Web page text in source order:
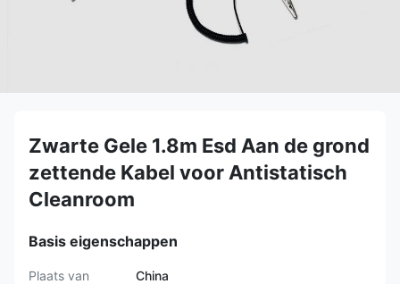
Zwarte Gele 1.8m Esd Aan de grond
zettende Kabel voor Antistatisch
Cleanroom
Basis eigenschappen
Plaats van
China